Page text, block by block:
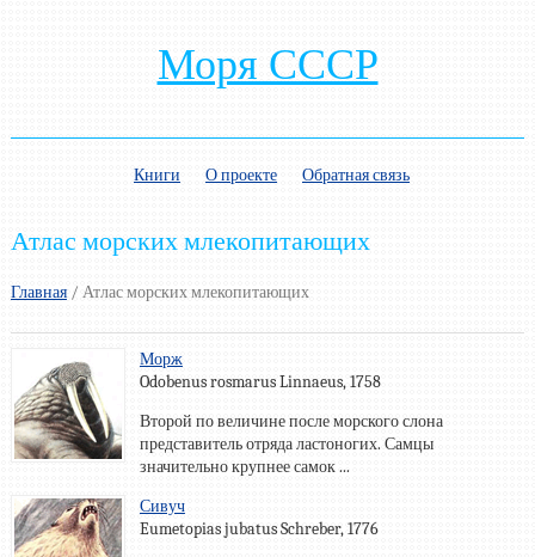
Моря СССР
Книги О проекте Обратная связь
Атлас морских млекопитающих
Главная/ Атлас морских млекопитающих
Морж
Odobenus rosmarus Linnaeus, 1758
Второй по величине после морского слона
представитель отряда ластоногих. Самцы
значительно крупнее самок ...
Сивуч
Eumetopias jubatus Schreber, 1776